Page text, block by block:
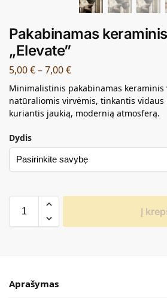
Pakabinamas
„Elevate”
5,00€–7,00€
Minimalistinis pakabinamas keraminis
natūraliomis virvėmis, tinkantis vidaus
kuriantis jaukią, modernią atmosferą.
Dydis
Į
Aprašymas